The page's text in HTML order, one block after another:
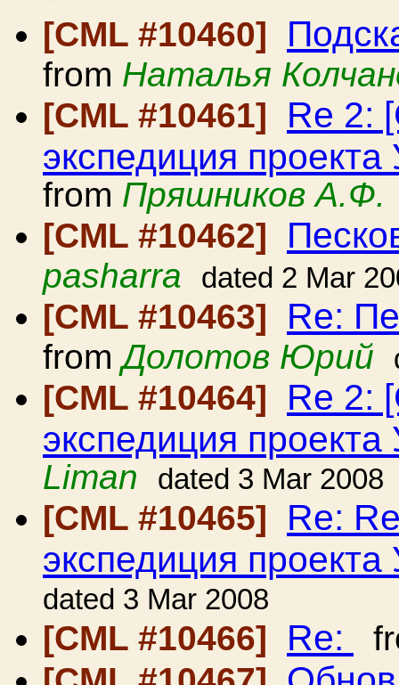
[CML #10460]
from Наталья
[CML #10461]
Re 2:
экспедиция
from Пряшников А.Ф.
[CML #10462]
pasharra dated 2 Mar
[CML #10463] Re:
fromДолотов Юрий
[CML #10464] Re 2:
экспедиция
Liman
dated 3 Mar 2008
[CML #10465] Re:
экспедиция
dated 3 Mar 2008
[CML #10466] Re: